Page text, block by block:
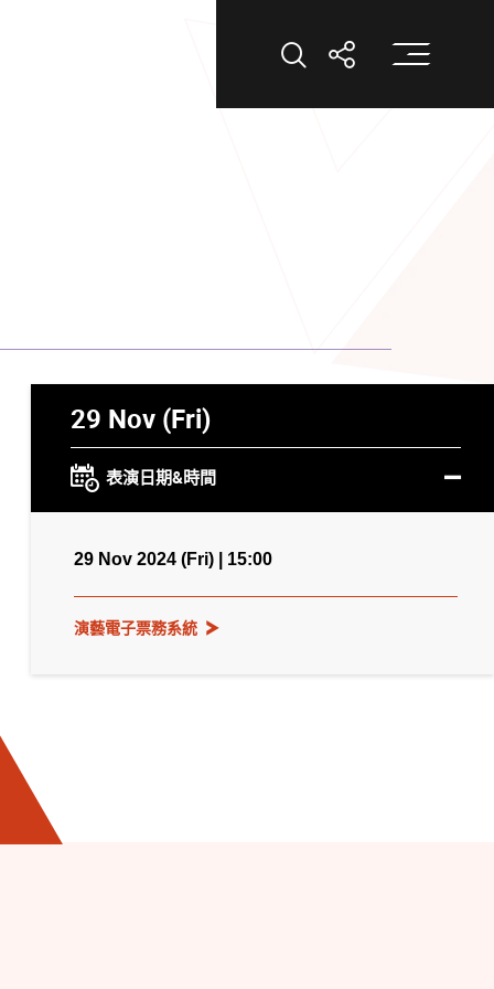
打開搜索打開分享打
29 Nov (Fri)
表演日期&時間
29 Nov 2024 (Fri) | 15:00
演藝電子票務系統